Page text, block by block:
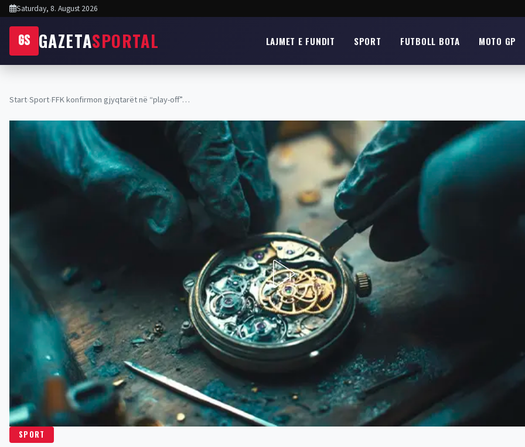
Saturday, 8. August 2026
GS GAZETASPORTAL LAJMET E FUNDIT SPORT FUTBOLL BOTA MOTO GP
Start›Sport›FFK konfirmon gjyqtarët në “play-off”…
SPORT